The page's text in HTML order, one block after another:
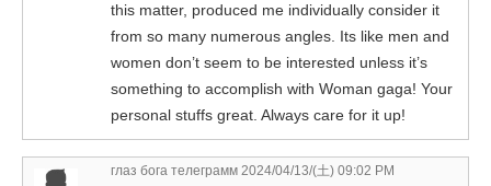
this matter, produced me individually consider it
from so many numerous angles. Its like men and
women don’t seem to be interested unless it’s
something to accomplish with Woman gaga! Your
personal stuffs great. Always care for it up!
глаз бога телеграмм 2024/04/13/(土) 09:02 PM